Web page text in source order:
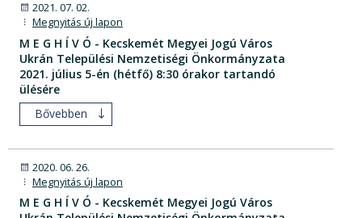
2021. 07. 02.
Megnyitás új lapon
M E G H Í V Ó - Kecskemét Megyei Jogú Város
Ukrán Települési Nemzetiségi Önkormányzata
2021. július 5-én (hétfő) 8:30 órakor tartandó
ülésére
Bővebben
2020. 06. 26.
Megnyitás új lapon
M E G H Í V Ó - Kecskemét Megyei Jogú Város